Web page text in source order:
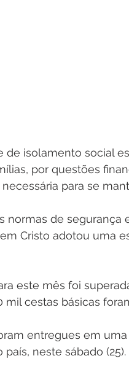
de isolamento social
por questões
para se
normas de segurança
Cristo adotou uma
este mês foi
mil cestas básicas
entregues em
país, neste sábado (25).